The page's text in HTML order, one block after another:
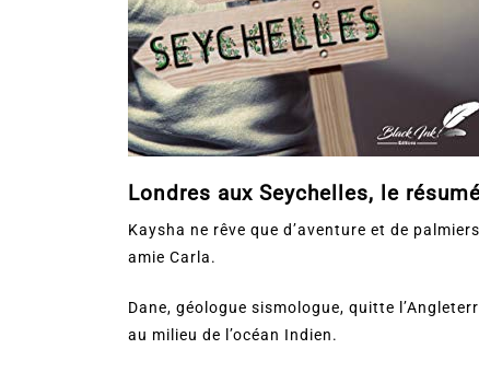
Londres aux Seychelles, le
Kaysha ne rêve que d’aventure et de
amie Carla.
Dane, géologue sismologue, quitte
au milieu de l’océan Indien.